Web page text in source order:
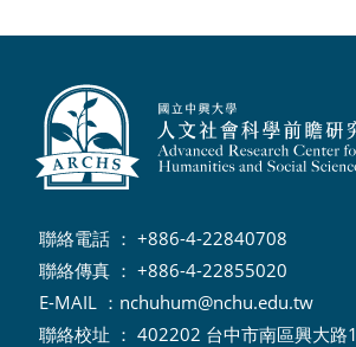
聯絡電話 ： +886-4-22840708
聯絡傳真 ： +886-4-22855020
E-MAIL ： nchuhum@nchu.edu.tw
聯絡校址 ： 402202 台中市南區興大路